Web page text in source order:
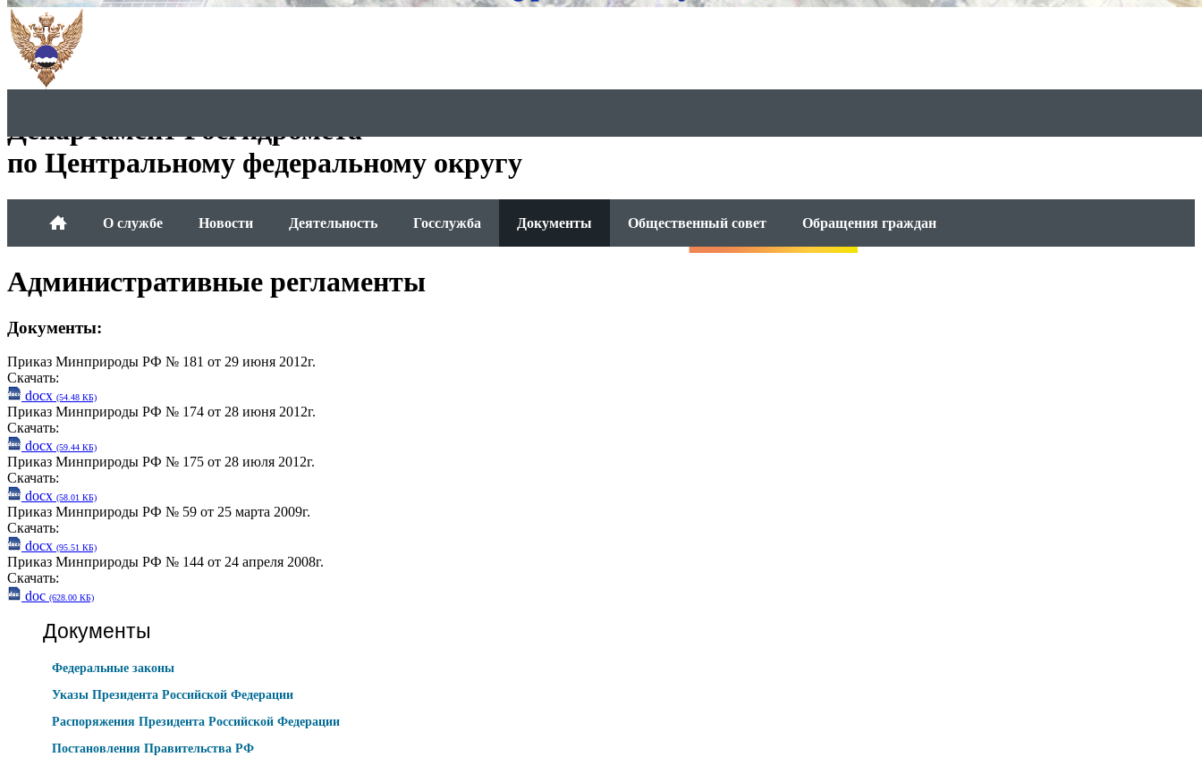
Департамент Росгидромета
по Центральному федеральному округу
О службе Новости Деятельность Госслужба Документы Общественный совет Обращения граждан
Административные регламенты
Документы:
Приказ Минприроды РФ № 181 от 29 июня 2012г.
Скачать:
docx (54.48 КБ)
Приказ Минприроды РФ № 174 от 28 июня 2012г.
Скачать:
docx (59.44 КБ)
Приказ Минприроды РФ № 175 от 28 июля 2012г.
Скачать:
docx (58.01 КБ)
Приказ Минприроды РФ № 59 от 25 марта 2009г.
Скачать:
docx (95.51 КБ)
Приказ Минприроды РФ № 144 от 24 апреля 2008г.
Скачать:
doc (628.00 КБ)
Документы
Федеральные законы
Указы Президента Российской Федерации
Распоряжения Президента Российской Федерации
Постановления Правительства РФ